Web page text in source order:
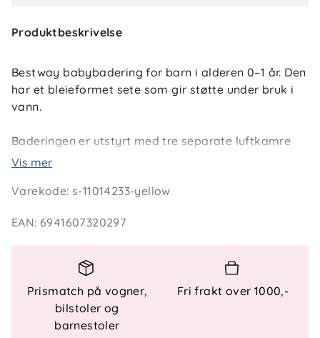
Produktbeskrivelse
Bestway babybadering for barn i alderen 0–1 år. Den
har et bleieformet sete som gir støtte under bruk i
vann.
Baderingen er utstyrt med tre separate luftkamre
og ekstra håndtak. Maksvekt er 11 kg. Diameter er
Spesielle funksjoner
Bleieformet sete
Ekstra håndtak
Tre luftkamre
Mål og vekt
Vis mer
Varekode:s-11014233-yellow
EAN: 6941607320297
Prismatch på vogner,
bilstoler og
barnestoler
Fri frakt over 1000,-